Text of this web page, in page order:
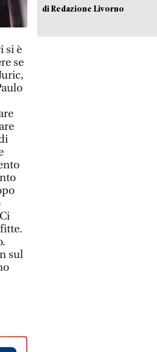
si è
se
sul
di Redazione Livorno